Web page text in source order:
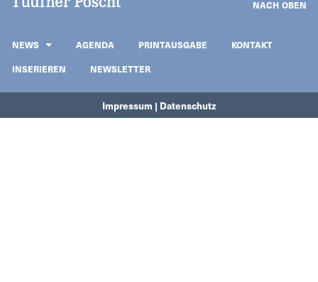
NACH OBEN
NEWS AGENDA PRINTAUSGABE
KONTAKT
INSERIEREN
NEWSLETTER
Impressum | Datenschutz